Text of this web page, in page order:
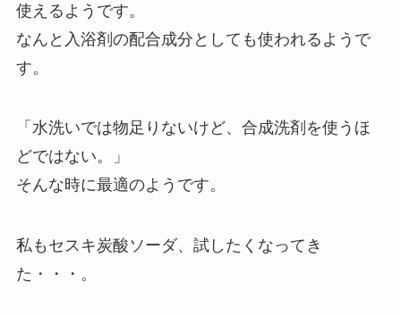
使えるようです。
なんと入浴剤の配合成分としても使われるようで
す。
「水洗いでは物足りないけど、合成洗剤を使うほ
どではない。」
そんな時に最適のようです。
私もセスキ炭酸ソーダ、試したくなってき
た・・・。